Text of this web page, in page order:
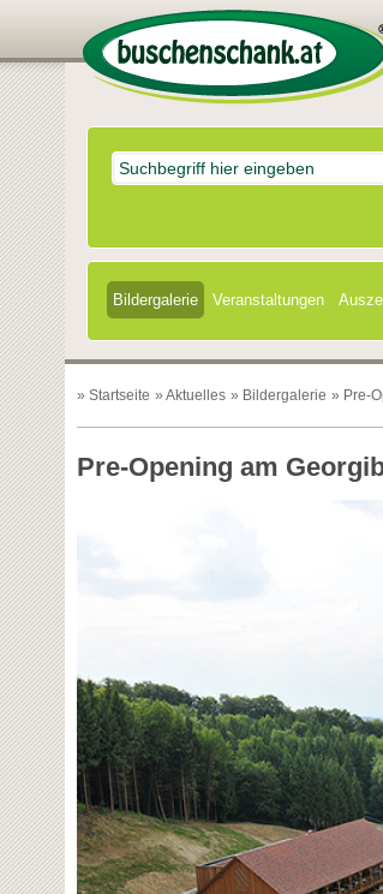
Bildergalerie Veranstaltungen
» Startseite » Aktuelles » Bildergalerie » Pre-
Pre-Opening am